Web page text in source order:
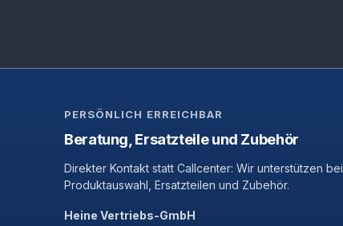
PERSÖNLICH ERREICHBAR
Beratung, Ersatzteile und Zubehör
Direkter Kontakt statt Callcenter: Wir unterstützen bei
Produktauswahl, Ersatzteilen und Zubehör.
Heine Vertriebs-GmbH